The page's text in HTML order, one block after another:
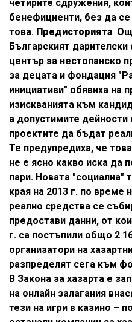
четирите сдружения,
бенефициенти, без да
това. Предисторията
Българският
център за нестопанско
за децата и фондация
инициативи" обявиха на
изискванията към
а допустимите
проектите да бъдат
Те предупредиха, че
не е ясно какво иска да
пари. Новата "социална"
края на 2013 г. по време
реално средства се
предостави данни, от
г. са постъпили общо 2
организатори на
разпределят сега към
В Закона за хазарта е
на онлайн залагания
тези на игри в казино –